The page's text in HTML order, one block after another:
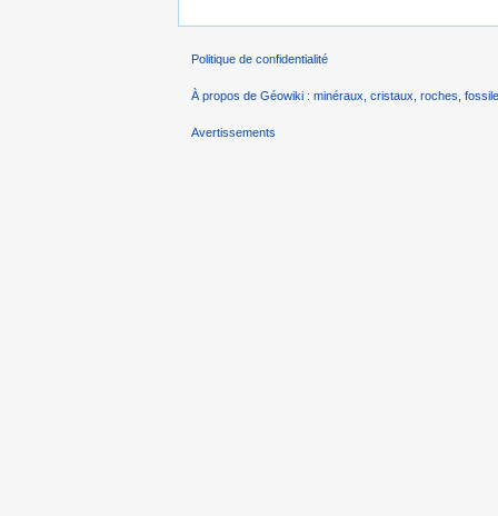
Politique de confidentialité
À propos de Géowiki : minéraux, cristaux, roches,
Avertissements